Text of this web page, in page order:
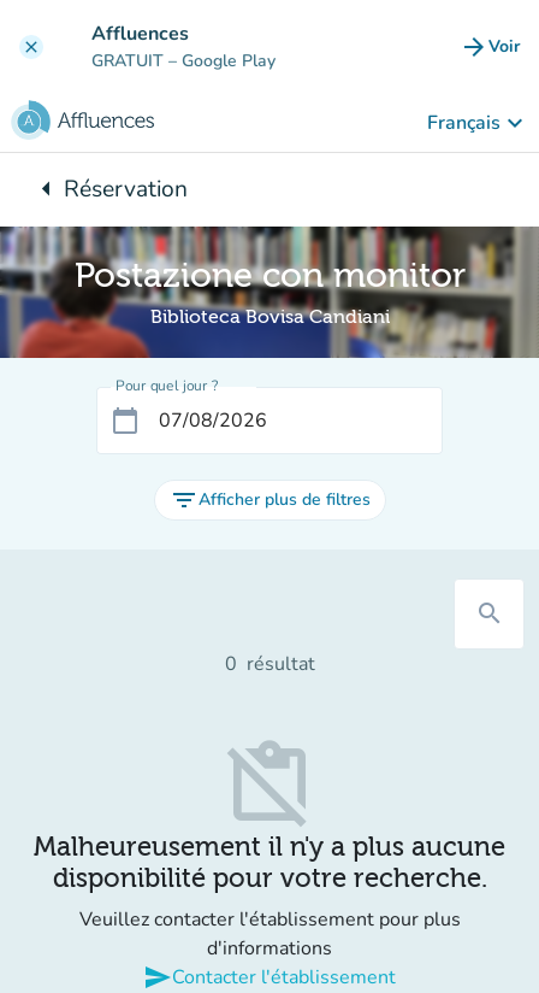
clear Affluences
GRATUIT – Google Play arrow_forward Voir
Français keyboard_arrow_down
arrow_leftRetour à :
Réservation
Postazione con monitor
Biblioteca Bovisa Candiani
Pour quel jour ?
calendar_today
filter_listAfficher plus de filtres
search
0 résultat
content_paste_off
Malheureusement il n'y a plus aucune
disponibilité pour votre recherche.
Veuillez contacter l'établissement pour plus
d'informations
sendContacter l'établissement